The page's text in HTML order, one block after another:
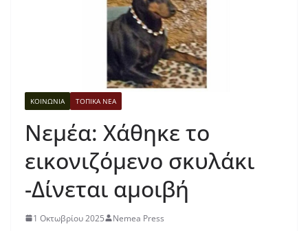
ΚΟΙΝΩΝΙΑ ΤΟΠΙΚΑ ΝΕΑ
Νεμέα: Χάθηκε το
εικονιζόμενο σκυλάκι
-Δίνεται αμοιβή
1 Οκτωβρίου 2025 Nemea Press